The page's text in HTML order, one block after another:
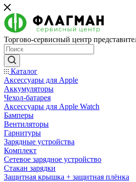
Торгово-сервисный центр
Каталог
Аксессуары для Apple
Аккумуляторы
Чехол-батарея
Аксессуары для Apple Watch
Бамперы
Вентиляторы
Гарнитуры
Зарядные устройства
Комплект
Сетевое зарядное устройство
Стакан зарядки
Защитная крышка + защитная плёнка